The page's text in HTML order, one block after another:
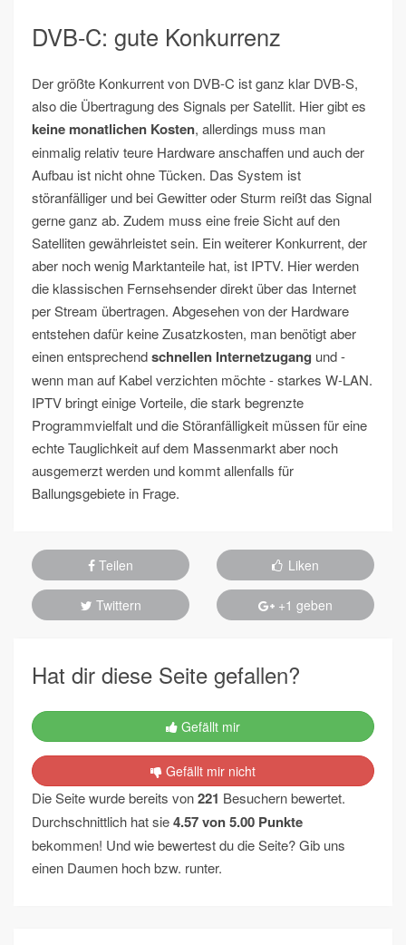
DVB-C: gute Konkurrenz
Der größte Konkurrent von DVB-C ist ganz klar DVB-S,
also die Übertragung des Signals per Satellit. Hier gibt es
keine monatlichen Kosten, allerdings muss man
einmalig relativ teure Hardware anschaffen und auch der
Aufbau ist nicht ohne Tücken. Das System ist
störanfälliger und bei Gewitter oder Sturm reißt das Signal
gerne ganz ab. Zudem muss eine freie Sicht auf den
Satelliten gewährleistet sein. Ein weiterer Konkurrent, der
aber noch wenig Marktanteile hat, ist IPTV. Hier werden
die klassischen Fernsehsender direkt über das Internet
per Stream übertragen. Abgesehen von der Hardware
entstehen dafür keine Zusatzkosten, man benötigt aber
einen entsprechendschnellen Internetzugang und -
wenn man auf Kabel verzichten möchte - starkes W-LAN.
IPTV bringt einige Vorteile, die stark begrenzte
Programmvielfalt und die Störanfälligkeit müssen für eine
echte Tauglichkeit auf dem Massenmarkt aber noch
ausgemerzt werden und kommt allenfalls für
Ballungsgebiete in Frage.
Teilen Liken
Twittern +1 geben
Hat dir diese Seite gefallen?
Gefällt mir
Gefällt mir nicht
Die Seite wurde bereits von221 Besuchern bewertet.
Durchschnittlich hat sie4.57von5.00 Punkte
bekommen! Und wie bewertest du die Seite? Gib uns
einen Daumen hoch bzw. runter.